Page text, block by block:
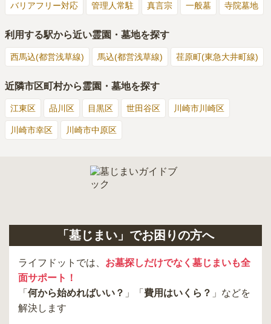
バリアフリー対応 管理人常駐 真言宗 一般墓 寺院墓地
利用する駅から近い霊園・墓地を探す
西馬込(都営浅草線) 馬込(都営浅草線) 荏原町(東急大井町線)
近隣市区町村から霊園・墓地を探す
江東区 品川区 目黒区 世田谷区 川崎市川崎区
川崎市幸区 川崎市中原区
「墓じまい」でお困りの方へ
ライフドットでは、 お墓探しだけでなく墓じまいも全
面サポート！
「 何から始めればいい？ 」「 費用はいくら？ 」などを
解決します